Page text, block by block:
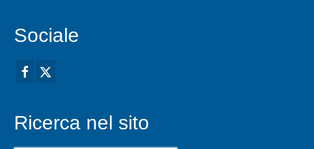
Sociale
Ricerca nel sito